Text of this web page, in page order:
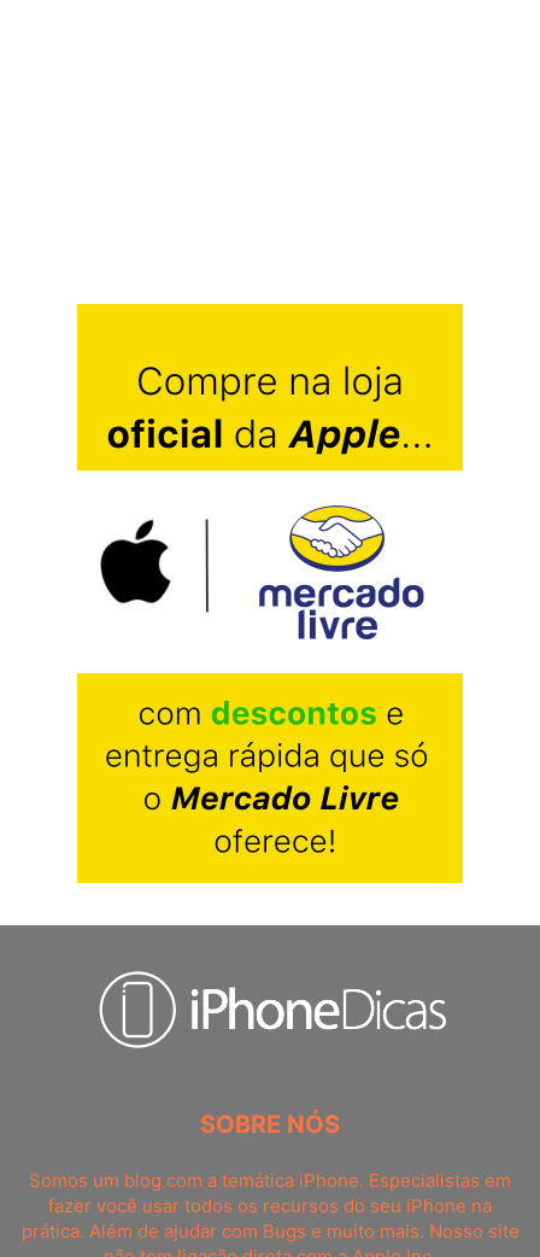
SOBRE NÓS
Somos um blog com a temática iPhone. Especialistas em
fazer você usar todos os recursos do seu iPhone na
prática. Além de ajudar com Bugs e muito mais. Nosso site